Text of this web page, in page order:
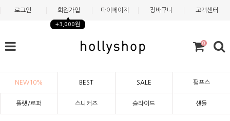
로그인 회원가입
+3,000원
마이페이지 장바구니 고객센터
0
NEW10% BEST SALE 펌프스
플랫/로퍼 스니커즈 슬라이드 샌들